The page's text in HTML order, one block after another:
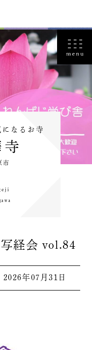
なるお寺
寺
市
経会 vol.84
2026年07月31日